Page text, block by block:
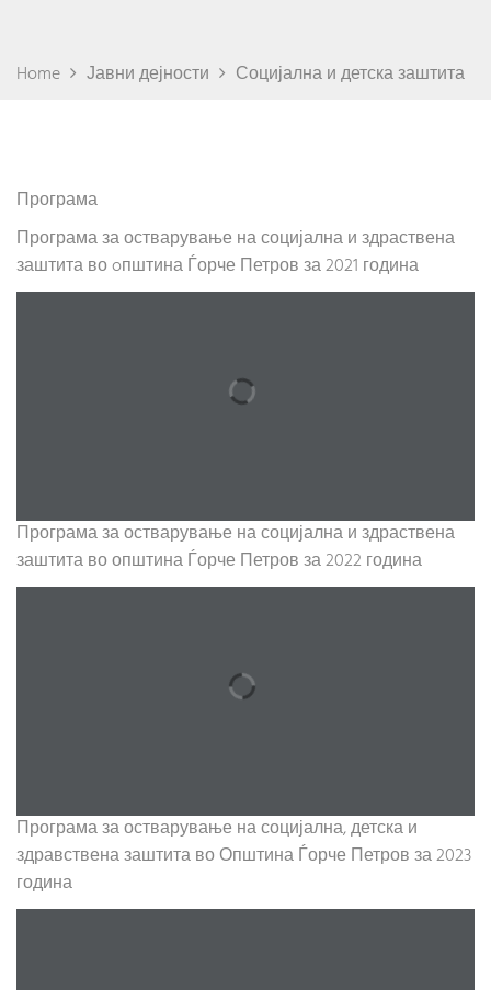
Home Јавни дејности Социјална и детска заштита
Програма
Програма за остварување на социјална и здраствена
заштита во oпштина Ѓорче Петров за 2021 година
Програма за остварување на социјална и здраствена
заштита во општина Ѓорче Петров за 2022 година
Програма за остварување на социјална, детска и
здравствена заштита во Општина Ѓорче Петров за 2023
година